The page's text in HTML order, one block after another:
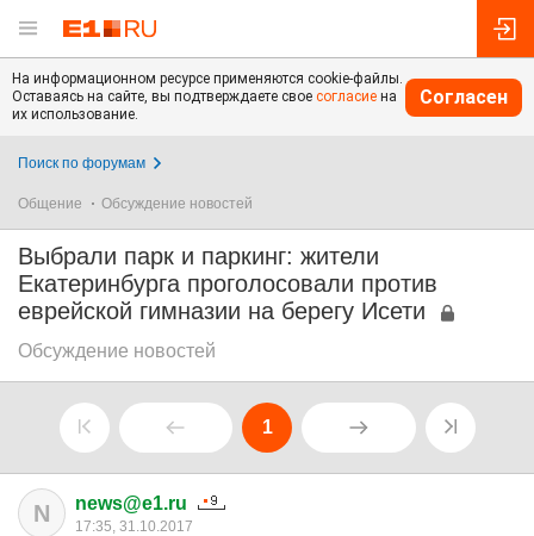
На информационном ресурсе применяются cookie-файлы.
Оставаясь на сайте, вы подтверждаете свое согласие на
их использование.
Согласен
Поиск по форумам
Общение Обсуждение новостей
Выбрали парк и паркинг: жители
Екатеринбурга проголосовали против
еврейской гимназии на берегу Исети
Обсуждение новостей
1
N news@e1.ru
17:35, 31.10.2017